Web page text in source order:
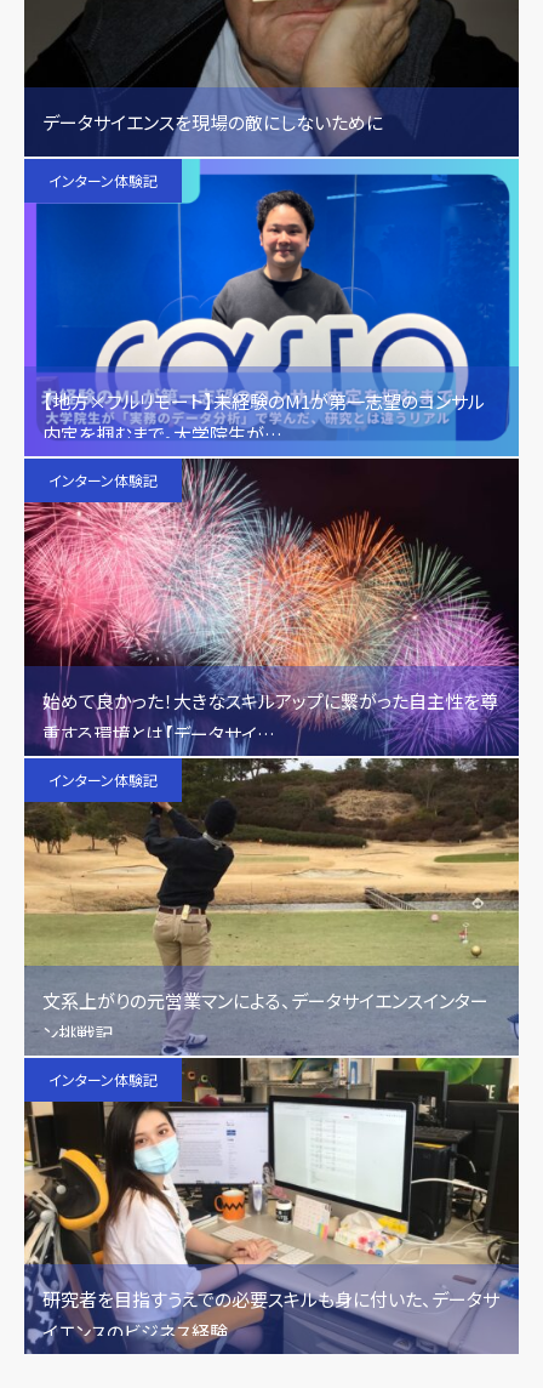
データサイエンスを現場の敵にしないために
インターン体験記
【地方×フルリモート】未経験のM1が第一志望のコンサル
内定を掴むまで。大学院生が…
インターン体験記
始めて良かった！大きなスキルアップに繋がった自主性を尊
重する環境とは【データサイ…
インターン体験記
文系上がりの元営業マンによる、データサイエンスインター
ン挑戦記
インターン体験記
研究者を目指すうえでの必要スキルも身に付いた、データサ
イエンスのビジネス経験